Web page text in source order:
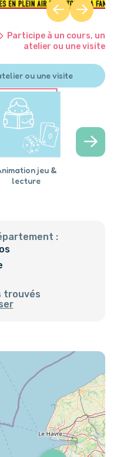
Participe à un cours, un
atelier ou une visite
ou une visite
jeu &
lecture
:
trouvés